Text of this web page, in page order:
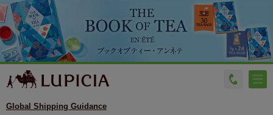
Global Shipping Guidance